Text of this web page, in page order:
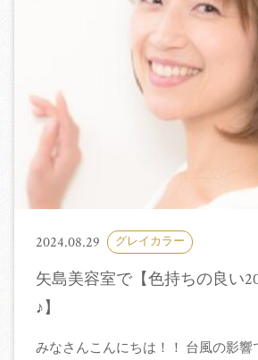
スタッフ紹介
アクセス
ブログ
2024.08.29 グレイカラー
矢島美容室で【色持ちの良い
♪】
みなさんこんにちは！！ 台風の影響